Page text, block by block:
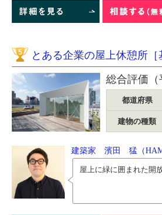
5 とある企業の屋上休憩所［
総合評価（
都道府県
建物の種類
建築家 濱田 猛（
屋上に緑に囲まれた開